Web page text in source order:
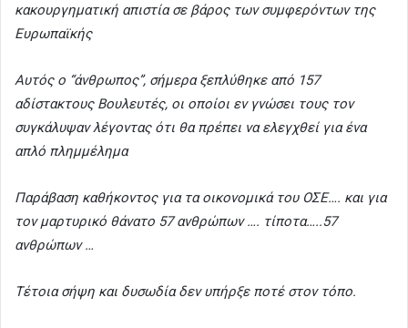
κακουργηματική απιστία σε βάρος των συμφερόντων της
Ευρωπαϊκής
Αυτός ο “άνθρωπος”, σήμερα ξεπλύθηκε από 157
αδίστακτους Βουλευτές, οι οποίοι εν γνώσει τους τον
συγκάλυψαν λέγοντας ότι θα πρέπει να ελεγχθεί για ένα
απλό πλημμέλημα
Παράβαση καθήκοντος για τα οικονομικά του ΟΣΕ…. και για
τον μαρτυρικό θάνατο 57 ανθρώπων …. τίποτα…..57
ανθρώπων …
Τέτοια σήψη και δυσωδία δεν υπήρξε ποτέ στον τόπο.